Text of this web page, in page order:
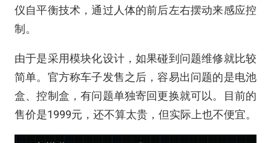
仪自平衡技术，通过人体的前后左右摆动来感应控
制。
由于是采用模块化设计，如果碰到问题维修就比较
简单。官方称车子发售之后，容易出问题的是电池
盒、控制盒，有问题单独寄回更换就可以。目前的
售价是1999元，还不算太贵，但实际上也不便宜。